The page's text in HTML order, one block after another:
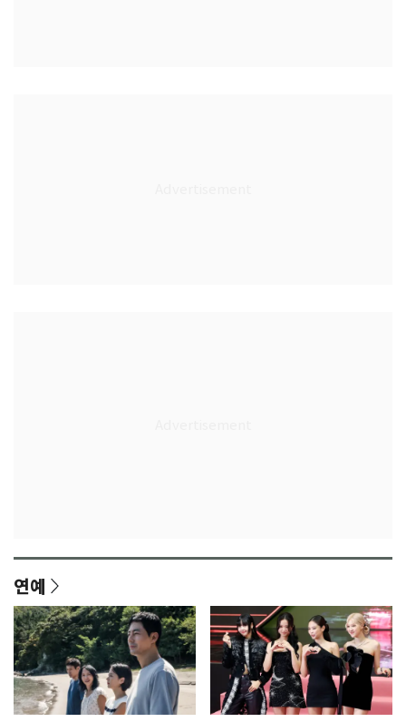
연예